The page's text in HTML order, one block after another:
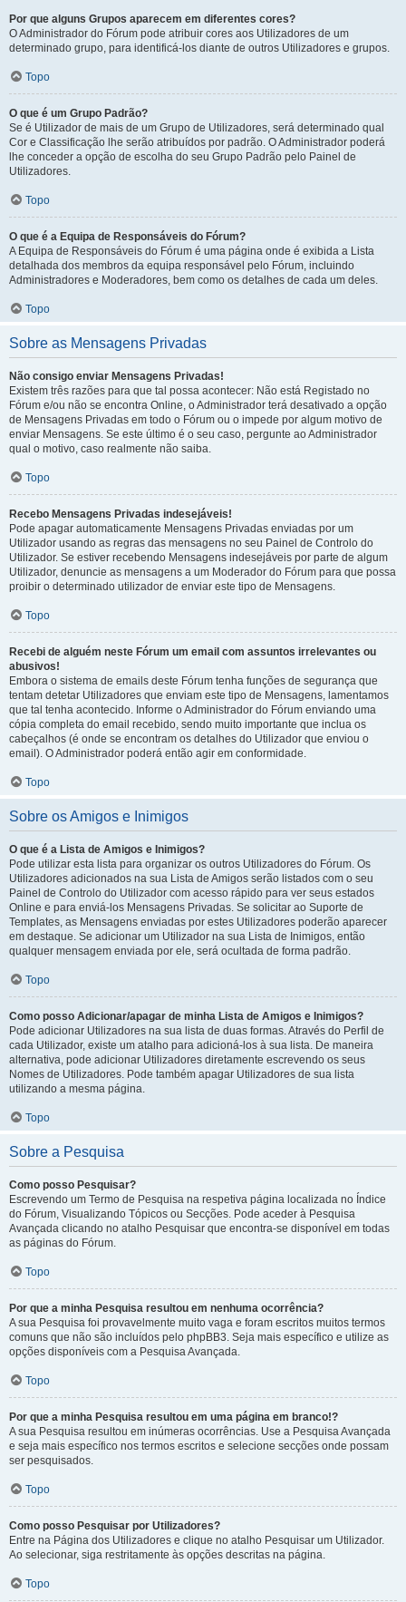
Por que alguns Grupos aparecem em diferentes cores?
O Administrador do Fórum pode atribuir cores aos Utilizadores de um
determinado grupo, para identificá-los diante de outros Utilizadores e grupos.
Topo
O que é um Grupo Padrão?
Se é Utilizador de mais de um Grupo de Utilizadores, será determinado qual
Cor e Classificação lhe serão atribuídos por padrão. O Administrador poderá
lhe conceder a opção de escolha do seu Grupo Padrão pelo Painel de
Utilizadores.
Topo
O que é a Equipa de Responsáveis do Fórum?
A Equipa de Responsáveis do Fórum é uma página onde é exibida a Lista
detalhada dos membros da equipa responsável pelo Fórum, incluindo
Administradores e Moderadores, bem como os detalhes de cada um deles.
Topo
Sobre as Mensagens Privadas
Não consigo enviar Mensagens Privadas!
Existem três razões para que tal possa acontecer: Não está Registado no
Fórum e/ou não se encontra Online, o Administrador terá desativado a opção
de Mensagens Privadas em todo o Fórum ou o impede por algum motivo de
enviar Mensagens. Se este último é o seu caso, pergunte ao Administrador
qual o motivo, caso realmente não saiba.
Topo
Recebo Mensagens Privadas indesejáveis!
Pode apagar automaticamente Mensagens Privadas enviadas por um
Utilizador usando as regras das mensagens no seu Painel de Controlo do
Utilizador. Se estiver recebendo Mensagens indesejáveis por parte de algum
Utilizador, denuncie as mensagens a um Moderador do Fórum para que possa
proibir o determinado utilizador de enviar este tipo de Mensagens.
Topo
Recebi de alguém neste Fórum um email com assuntos irrelevantes ou
abusivos!
Embora o sistema de emails deste Fórum tenha funções de segurança que
tentam detetar Utilizadores que enviam este tipo de Mensagens, lamentamos
que tal tenha acontecido. Informe o Administrador do Fórum enviando uma
cópia completa do email recebido, sendo muito importante que inclua os
cabeçalhos (é onde se encontram os detalhes do Utilizador que enviou o
email). O Administrador poderá então agir em conformidade.
Topo
Sobre os Amigos e Inimigos
O que é a Lista de Amigos e Inimigos?
Pode utilizar esta lista para organizar os outros Utilizadores do Fórum. Os
Utilizadores adicionados na sua Lista de Amigos serão listados com o seu
Painel de Controlo do Utilizador com acesso rápido para ver seus estados
Online e para enviá-los Mensagens Privadas. Se solicitar ao Suporte de
Templates, as Mensagens enviadas por estes Utilizadores poderão aparecer
em destaque. Se adicionar um Utilizador na sua Lista de Inimigos, então
qualquer mensagem enviada por ele, será ocultada de forma padrão.
Topo
Como posso Adicionar/apagar de minha Lista de Amigos e Inimigos?
Pode adicionar Utilizadores na sua lista de duas formas. Através do Perfil de
cada Utilizador, existe um atalho para adicioná-los à sua lista. De maneira
alternativa, pode adicionar Utilizadores diretamente escrevendo os seus
Nomes de Utilizadores. Pode também apagar Utilizadores de sua lista
utilizando a mesma página.
Topo
Sobre a Pesquisa
Como posso Pesquisar?
Escrevendo um Termo de Pesquisa na respetiva página localizada no Índice
do Fórum, Visualizando Tópicos ou Secções. Pode aceder à Pesquisa
Avançada clicando no atalho Pesquisar que encontra-se disponível em todas
as páginas do Fórum.
Topo
Por que a minha Pesquisa resultou em nenhuma ocorrência?
A sua Pesquisa foi provavelmente muito vaga e foram escritos muitos termos
comuns que não são incluídos pelo phpBB3. Seja mais específico e utilize as
opções disponíveis com a Pesquisa Avançada.
Topo
Por que a minha Pesquisa resultou em uma página em branco!?
A sua Pesquisa resultou em inúmeras ocorrências. Use a Pesquisa Avançada
e seja mais específico nos termos escritos e selecione secções onde possam
ser pesquisados.
Topo
Como posso Pesquisar por Utilizadores?
Entre na Página dos Utilizadores e clique no atalho Pesquisar um Utilizador.
Ao selecionar, siga restritamente às opções descritas na página.
Topo